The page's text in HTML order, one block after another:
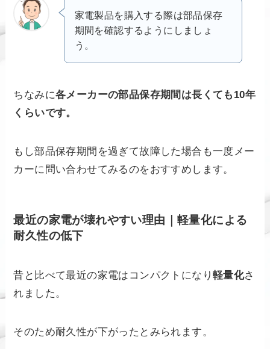
家電製品を購入する際は部品保存
期間を確認するようにしましょ
う。
ちなみに各メーカーの部品保存期間は長くても 10年
くらいです。
もし部品保存期間を過ぎて故障した場合も一度メー
カーに問い合わせてみるのをおすすめします。
最近の家電が壊れやすい理由｜軽量化による
耐久性の低下
昔と比べて最近の家電はコンパクトになり軽量化さ
れました。
そのため耐久性が下がったとみられます。